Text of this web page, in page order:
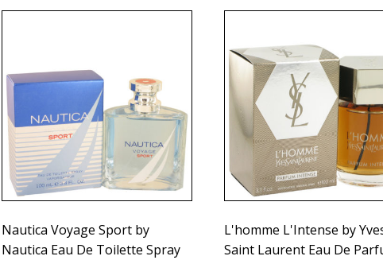
Nautica Voyage Sport by
Nautica Eau De Toilette Spray
L'homme L'Intense by
Saint Laurent Eau De